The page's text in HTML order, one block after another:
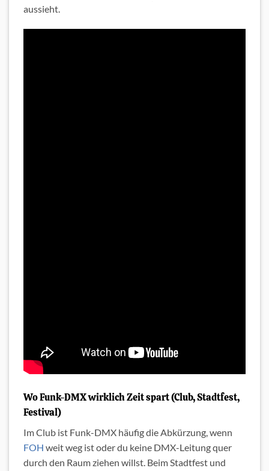
aussieht.
Wo Funk-DMX wirklich Zeit spart (Club, Stadtfest,
Festival)
Im Club ist Funk-DMX häufig die Abkürzung, wenn
FOH weit weg ist oder du keine DMX-Leitung quer
durch den Raum ziehen willst. Beim Stadtfest und